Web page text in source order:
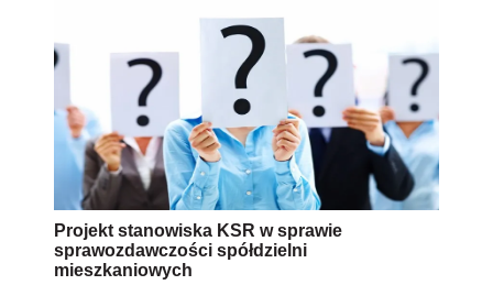
Projekt stanowiska KSR w sprawie
sprawozdawczości spółdzielni
mieszkaniowych